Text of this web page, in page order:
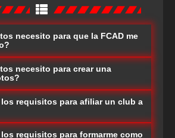
necesito para que la FCAD me
necesito para crear una
requisitos para afiliar un club a
requisitos para formarme como